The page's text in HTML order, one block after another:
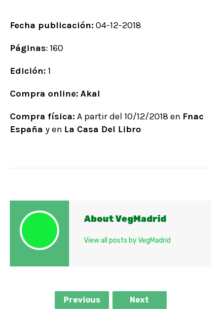
Fecha publicación: 04-12-2018
Páginas: 160
Edición: 1
Compra online: Akal
Compra física: A partir del 10/12/2018 en Fnac
España y en La Casa Del Libro
About VegMadrid
View all posts by VegMadrid
Previous Next